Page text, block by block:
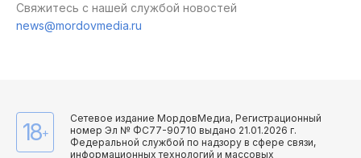
Свяжитесь с нашей службой новостей
news@mordovmedia.ru
18+
Сетевое издание МордовМедиа, Регистрационный
номер Эл № ФС77-90710 выдано 21.01.2026 г.
Федеральной службой по надзору в сфере связи,
информационных технологий и массовых